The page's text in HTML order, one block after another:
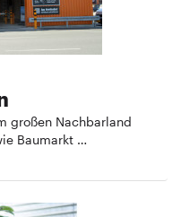
großen Nachbarland
Baumarkt …